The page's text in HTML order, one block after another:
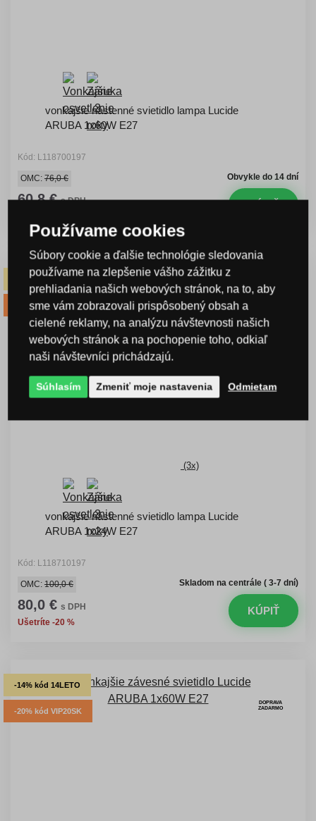
vonkajšie nástenné svietidlo lampa Lucide
ARUBA 1x60W E27
Kód: L118700197
Obvykle do 14 dní
OMC: 76,0 €
60,8 € s DPH
-14% kód 14LETO
-20% kód VIP20SK
DOPRAVA
(3x)
vonkajšie nástenné svietidlo lampa Lucide
ARUBA 1x24W E27
Kód: L118710197
Skladom na centrále ( 3-7 dní)
OMC: 100,0 €
80,0 € s DPH
Ušetríte -20 %
KÚPIŤ
-14% kód 14LETO
-20% kód VIP20SK
DOPRAVA
ZADARMO
Používame cookies
Súbory cookie a ďalšie technológie sledovania
používame na zlepšenie vášho zážitku z
prehliadania našich webových stránok, na to, aby
sme vám zobrazovali prispôsobený obsah a
cielené reklamy, na analýzu návštevnosti našich
webových stránok a na pochopenie toho, odkiaľ
naši návštevníci prichádzajú.
Súhlasím Zmeniť moje nastavenia Odmietam